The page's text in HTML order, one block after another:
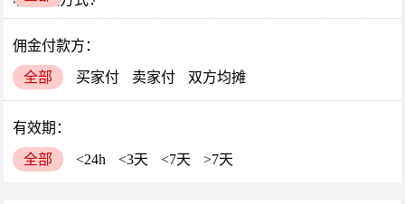
佣金付款方：
全部 买家付 卖家付 双方均摊
有效期：
全部 <24h <3天 <7天 >7天